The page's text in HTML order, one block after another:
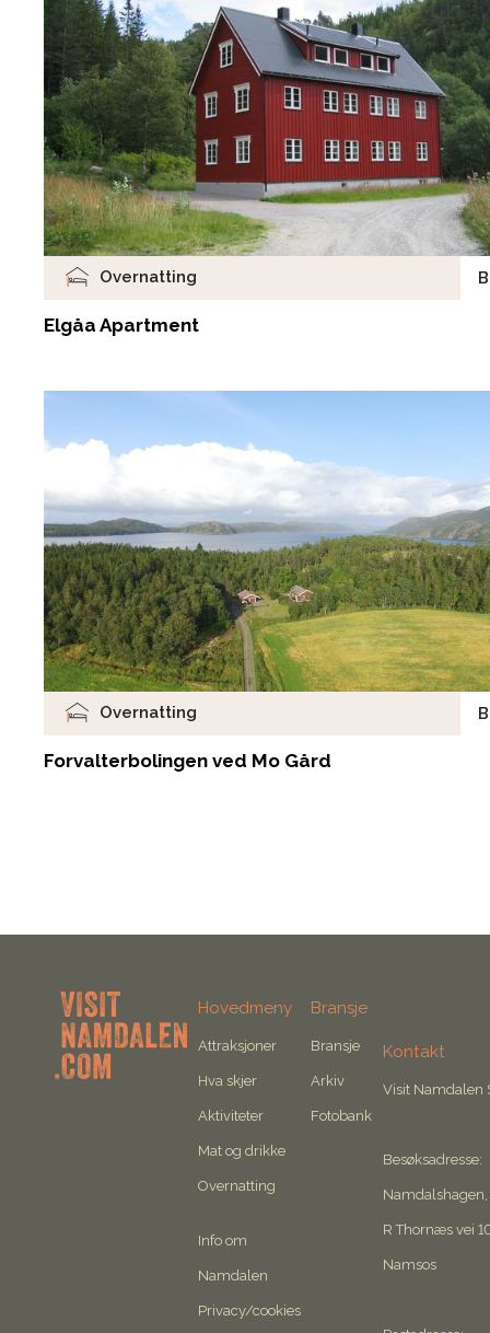
Overnatting
Elgåa Apartment
Overnatting
Forvalterbolingen ved Mo Gård
Hovedmeny
Attraksjoner
Hva skjer
Aktiviteter
Mat og drikke
Overnatting
Info om
Namdalen
Privacy/cookies
Bransje
Bransje
Arkiv
Fotobank
Kontakt
Visit Namdalen
Besøksadresse:
Namdalshagen,
R Thornæs vei
Namsos